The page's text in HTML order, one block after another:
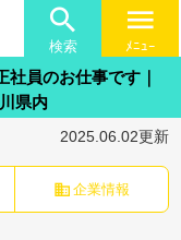

検索
menu
ﾒﾆｭｰ
員のお仕事です｜
県内
2025.06.02更新
business 企業情報